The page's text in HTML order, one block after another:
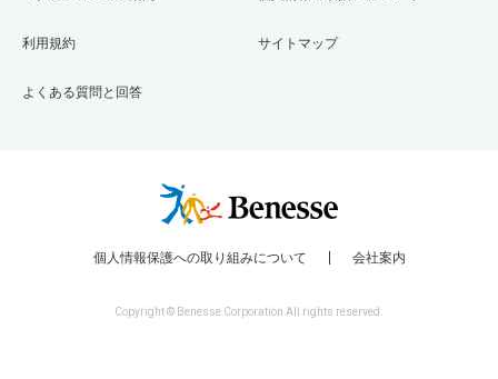
利用規約
よくある質問と回答
サイトマップ
個人情報保護への取り組みについて 会社案内
Copyright © Benesse Corporation All rights reserved.